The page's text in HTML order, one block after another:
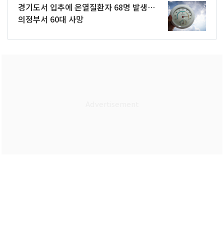
경기도서 입추에 온열질환자 68명 발생…
의정부서 60대 사망